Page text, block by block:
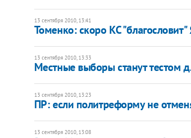
13 сентября 2010, 13:41
Томенко: скоро КС
13 сентября 2010, 13:33
Местные выборы станут тестом
13 сентября 2010, 13:23
ПР: если политреформу не
13 сентября 2010, 13:08